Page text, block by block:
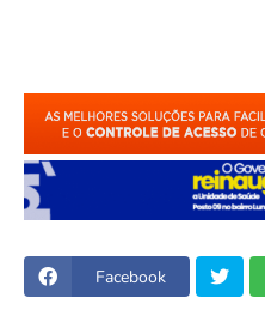
Facebook